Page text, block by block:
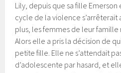
Lily, depuis que sa fille
cycle de la violence s’arrêterait
plus, les femmes de leur famille
Alors elle a pris la décision de
petite fille. Elle ne s’attendait
d’adolescente par hasard, et